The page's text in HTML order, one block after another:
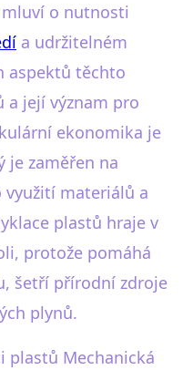
o nutnosti
a udržitelném
aspektů těchto
a její význam pro
ekonomika je
je zaměřen na
materiálů a
plastů hraje v
protože pomáhá
šetří přírodní zdroje
plynů.
plastů Mechanická